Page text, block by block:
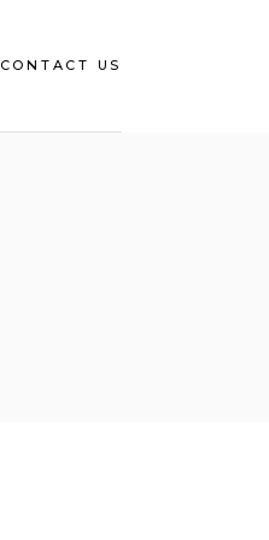
CONTACT US